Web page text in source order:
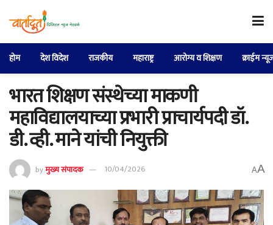
होम देश विदेश राजकीय महाराष्ट्र आरोग्य व शिक्षण क्राईम
भारत शिक्षण संस्थेच्या माकणी
महाविद्यालयाच्या प्रभारी प्राचार्यपदी डॉ.
डी. व्ही. माने यांची नियुक्ती
byमुख्य संपादक 10/04/2026 AA